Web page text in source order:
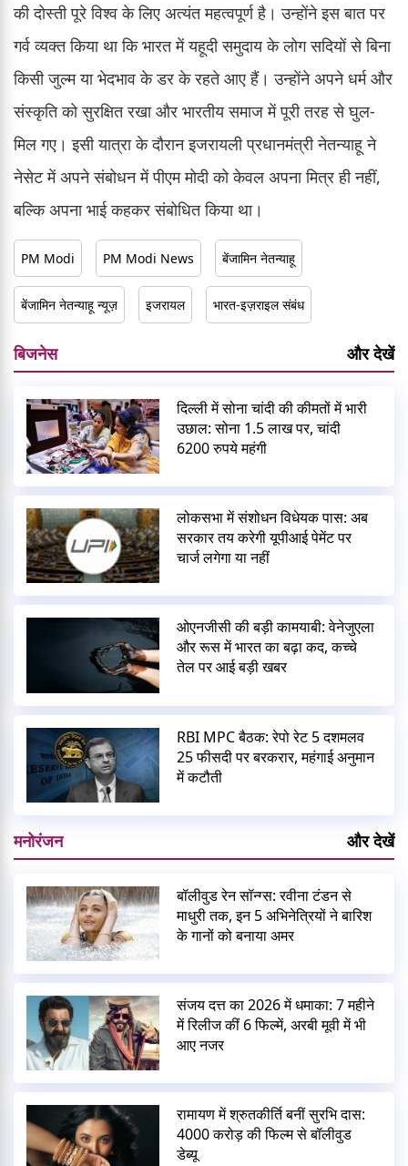
की दोस्ती पूरे विश्व के लिए अत्यंत महत्वपूर्ण है। उन्होंने इस बात पर
गर्व व्यक्त किया था कि भारत में यहूदी समुदाय के लोग सदियों से बिना
किसी जुल्म या भेदभाव के डर के रहते आए हैं। उन्होंने अपने धर्म और
संस्कृति को सुरक्षित रखा और भारतीय समाज में पूरी तरह से घुल-
मिल गए। इसी यात्रा के दौरान इजरायली प्रधानमंत्री नेतन्याहू ने
नेसेट में अपने संबोधन में पीएम मोदी को केवल अपना मित्र ही नहीं,
बल्कि अपना भाई कहकर संबोधित किया था।
PM Modi PM Modi News बेंजामिन नेतन्याहू
बेंजामिन नेतन्याहू न्यूज़ इजरायल भारत-इज़राइल संबंध
बिजनेस और देखें
दिल्ली में सोना चांदी की कीमतों में भारी
उछाल: सोना 1.5 लाख पर, चांदी
6200 रुपये महंगी
लोकसभा में संशोधन विधेयक पास: अब
सरकार तय करेगी यूपीआई पेमेंट पर
चार्ज लगेगा या नहीं
ओएनजीसी की बड़ी कामयाबी: वेनेजुएला
और रूस में भारत का बढ़ा कद, कच्चे
तेल पर आई बड़ी खबर
RBI MPC बैठक: रेपो रेट 5 दशमलव
25 फीसदी पर बरकरार, महंगाई अनुमान
में कटौती
मनोरंजन और देखें
बॉलीवुड रेन सॉन्ग्स: रवीना टंडन से
माधुरी तक, इन 5 अभिनेत्रियों ने बारिश
के गानों को बनाया अमर
संजय दत्त का 2026 में धमाका: 7 महीने
में रिलीज कीं 6 फिल्में, अरबी मूवी में भी
आए नजर
रामायण में श्रुतकीर्ति बनीं सुरभि दास:
4000 करोड़ की फिल्म से बॉलीवुड
डेब्यू